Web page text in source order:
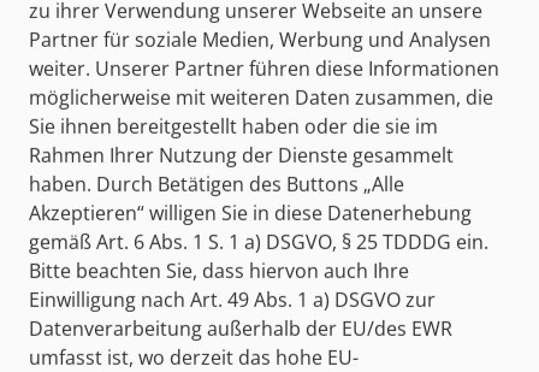
Klimatechnik
Prüfungsvorbereitung Teil 2
Gesellenprüfung
978-3-427-07545-5
26,50 €
Beispielseiten
zum Kauf
zu ihrer Verwendung unserer Webseite an unsere
Partner für soziale Medien, Werbung und Analysen
weiter. Unserer Partner führen diese Informationen
möglicherweise mit weiteren Daten zusammen, die
Sie ihnen bereitgestellt haben oder die sie im
Rahmen Ihrer Nutzung der Dienste gesammelt
haben. Durch Betätigen des Buttons „Alle
Akzeptieren“ willigen Sie in diese Datenerhebung
gemäß Art. 6 Abs. 1 S. 1 a) DSGVO, § 25 TDDDG ein.
Bitte beachten Sie, dass hiervon auch Ihre
Einwilligung nach Art. 49 Abs. 1 a) DSGVO zur
Datenverarbeitung außerhalb der EU/des EWR
umfasst ist, wo derzeit das hohe EU-